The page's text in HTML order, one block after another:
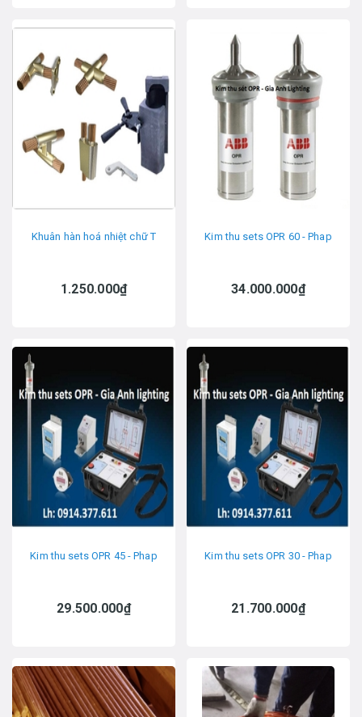
Khuân hàn hoá nhiệt chữ T
1.250.000₫
Kim thu sets OPR 60 - Phap
34.000.000₫
Kim thu sets OPR 45 - Phap
29.500.000₫
Kim thu sets OPR 30 - Phap
21.700.000₫